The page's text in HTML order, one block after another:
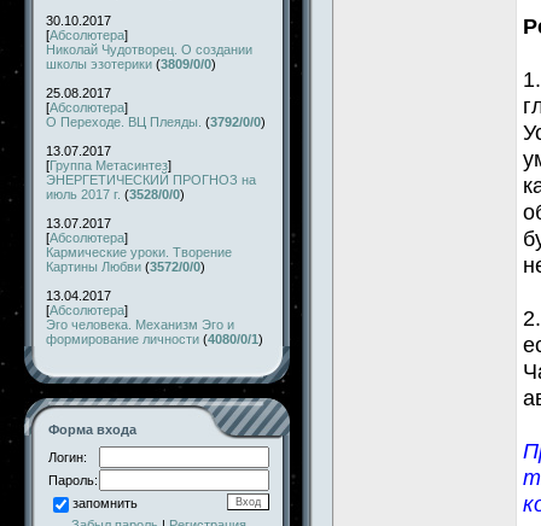
30.10.2017
[Абсолютера]
Николай Чудотворец. О создании
школы эзотерики (3809/0/0)
25.08.2017
[Абсолютера]
О Переходе. ВЦ Плеяды. (3792/0/0)
13.07.2017
[Группа Метасинтез]
ЭНЕРГЕТИЧЕСКИЙ ПРОГНОЗ на
июль 2017 г. (3528/0/0)
13.07.2017
[Абсолютера]
Кармические уроки. Творение
Картины Любви (3572/0/0)
13.04.2017
[Абсолютера]
Эго человека. Механизм Эго и
формирование личности (4080/0/1)
Форма входа
Логин:
Пароль:
запомнить